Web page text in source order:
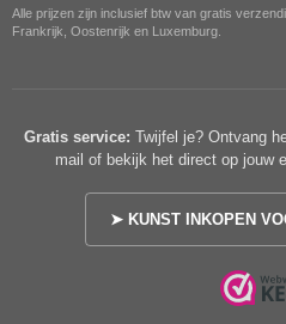
Alle prijzen zijn inclusief btw van gratis
Frankrijk, Oostenrijk en Luxemburg.
Gratis service: Twijfel je? Ontvang
mail of bekijk het direct op jouw
➤ KUNST INKOPEN